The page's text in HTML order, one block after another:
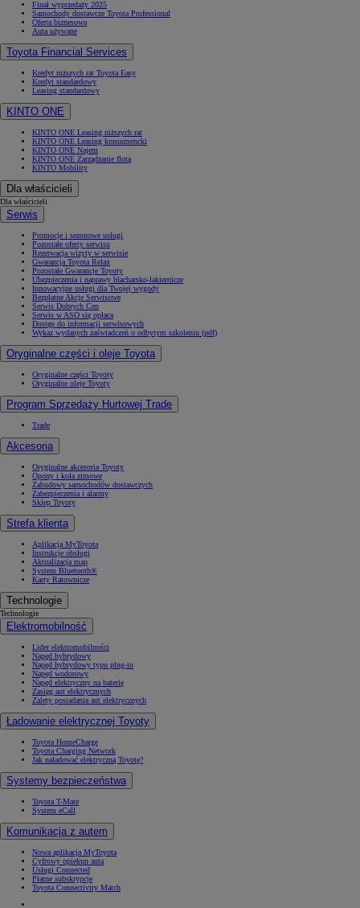
Finał wyprzedaży 2025
Samochody dostawcze Toyota Professional
Oferta biznesowa
Auta używane
Toyota Financial Services
Kredyt niższych rat Toyota Easy
Kredyt standardowy
Leasing standardowy
KINTO ONE
KINTO ONE Leasing niższych rat
KINTO ONE Leasing konsumencki
KINTO ONE Najem
KINTO ONE Zarządzanie flotą
KINTO Mobility
Dla właścicieli
Dla właścicieli
Serwis
Promocje i sezonowe usługi
Pozostałe oferty serwisu
Rezerwacja wizyty w serwisie
Gwarancja Toyota Relax
Pozostałe Gwarancje Toyoty
Ubezpieczenia i naprawy blacharsko-lakiernicze
Innowacyjne usługi dla Twojej wygody
Bezpłatne Akcje Serwisowe
Serwis Dobrych Cen
Serwis w ASO się opłaca
Dostęp do informacji serwisowych
Wykaz wydanych zaświadczeń o odbytym szkoleniu (pdf)
Oryginalne części i oleje Toyota
Oryginalne części Toyoty
Oryginalne oleje Toyoty
Program Sprzedaży Hurtowej Trade
Trade
Akcesoria
Oryginalne akcesoria Toyoty
Opony i koła zimowe
Zabudowy samochodów dostawczych
Zabezpieczenia i alarmy
Sklep Toyoty
Strefa klienta
Aplikacja MyToyota
Instrukcje obsługi
Aktualizacja map
System Bluetooth®
Karty Ratownicze
Technologie
Technologie
Elektromobilność
Lider elektromobilności
Napęd hybrydowy
Napęd hybrydowy typu plug-in
Napęd wodorowy
Napęd elektryczny na baterię
Zasięg aut elektrycznych
Zalety posiadania aut elektrycznych
Ładowanie elektrycznej Toyoty
Toyota HomeCharge
Toyota Charging Network
Jak naładować elektryczną Toyotę?
Systemy bezpieczeństwa
Toyota T-Mate
System eCall
Komunikacja z autem
Nowa aplikacja MyToyota
Cyfrowy opiekun auta
Usługi Connected
Płatne subskrypcje
Toyota Connectivity Match